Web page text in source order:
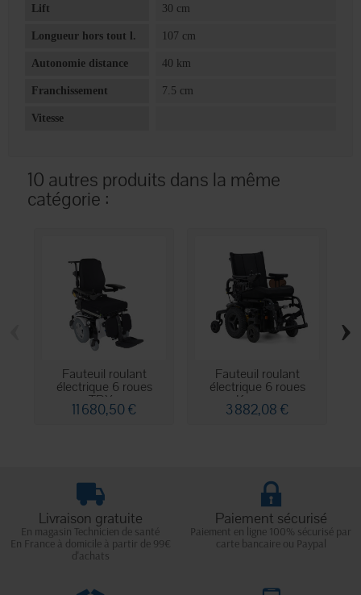
Lift 30 cm
Longueur hors tout l. 107 cm
Autonomie distance 40 km
Franchissement 7.5 cm
Vitesse
10 autres produits dans la même
catégorie :
Fauteuil roulant
électrique 6 roues
TDX...
11 680,50 €
Fauteuil roulant
électrique 6 roues
Karma...
3 882,08 €
›
Livraison gratuite
En magasin Technicien de santé
En France à domicile à partir de 99€
d'achats
Paiement sécurisé
Paiement en ligne 100% sécurisé par
carte bancaire ou Paypal